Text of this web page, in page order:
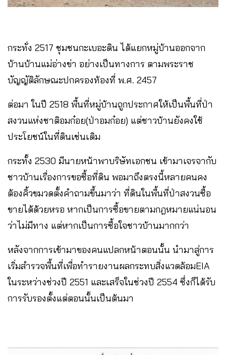
กระทั่ง 2517 ชุมชนกะเบอะดิน ได้แยกหมู่บ้านออกจาก
บ้านบ้านแม่อ่างข่า อย่างเป็นทางการ ตามพระราช
บัญญัติลักษณะปกครองท้องที่ พ.ศ. 2457
ต่อมา ในปี 2518 พื้นที่หมู่บ้านถูกประกาศให้เป็นพื้นที่ป่า
สงวนแห่งชาติอมก๋อย(ป่าอมก๋อย) แต่ชาวบ้านยังคงใช้
ประโยชน์ในที่ดินเช่นเดิม
กระทั้ง 2530 มีนายหน้าพาบริษัทเอกชน เข้ามาเจรจากับ
ชาวบ้านเรื่องการขอซื้อที่ดิน พอมาถึงตรงนี้หลายคนคง
ต้องคิ้วขมวดตั้งคำถามขึ้นมาว่า ที่ดินในพื้นที่ป่าสงวนซื้อ
ขายได้ด้วยหรอ หากเป็นการซื้อขายตามกฎหมายแน่นอน
ว่าไม่มีทาง แต่หากเป็นการซื้อใจชาวบ้านมากกว่า
หลังจากการเข้ามาของคนแปลกหน้าตอนนั้น นำมาสู่การ
เริ่มสำรวจพื้นที่เพื่อทำรายงานผลกระทบสิ่งแวดล้อมEIA
ในระหว่างช่วงปี 2551 และเสร็จในช่วงปี 2554 ซึ่งก็ได้รับ
การรับรองตั้งแต่ตอนนั้นเป็นต้นมา